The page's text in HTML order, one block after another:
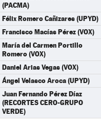
(PACMA)
Félix Romero Cañizares (UPYD)
Francisco Macías Pérez (VOX)
María del Carmen Portillo
Romero (VOX)
Daniel Arias Vegas (VOX)
Ángel Velasco Aroca (UPYD)
Juan Fernando Pérez Díaz
(RECORTES CERO-GRUPO
VERDE)